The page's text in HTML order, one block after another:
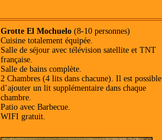
Grotte El Mochuelo (8-10 personnes)
Cuisine totalement équipée.
Salle de séjour avec télévision satellite et TNT
française.
Salle de bains complète.
2 Chambres (4 lits dans chacune). Il est possible
d’ajouter un lit supplémentaire dans chaque
chambre.
Patio avec Barbecue.
WIFI gratuit.